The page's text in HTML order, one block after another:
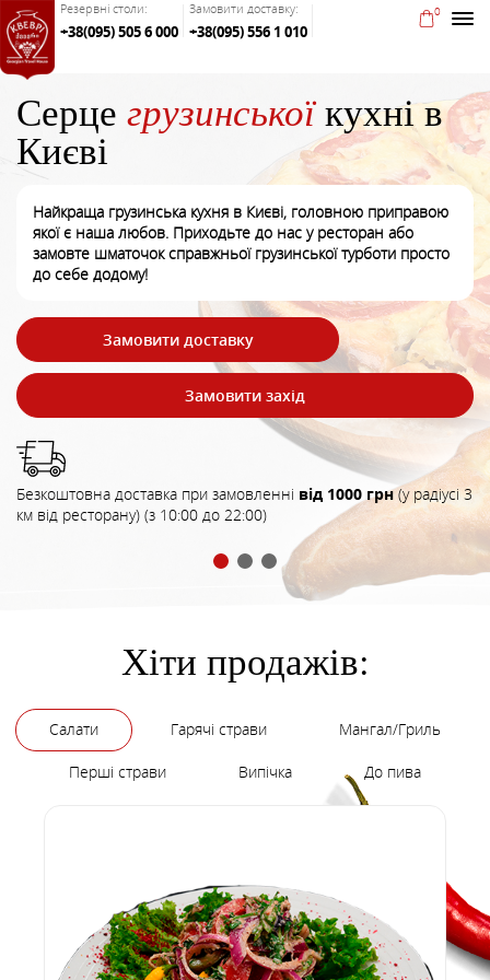
Резервні столи:
+38(095) 505 6 000
Замовити доставку:
+38(095) 556 1 010
0
Серце грузинськоїкухні в
Києві
Найкраща грузинська кухня в Києві, головною приправою
якої є наша любов. Приходьте до нас у ресторан або
замовте шматочок справжньої грузинської турботи просто
до себе додому!
Замовити доставку
Замовити захід
Безкоштовна доставка при замовленні від 1000 грн(у радіусі 3
км від ресторану) (з 10:00 до 22:00)
Хіти продажів:
Салати Гарячі страви Мангал/Гриль
Перші страви Випічка До пива